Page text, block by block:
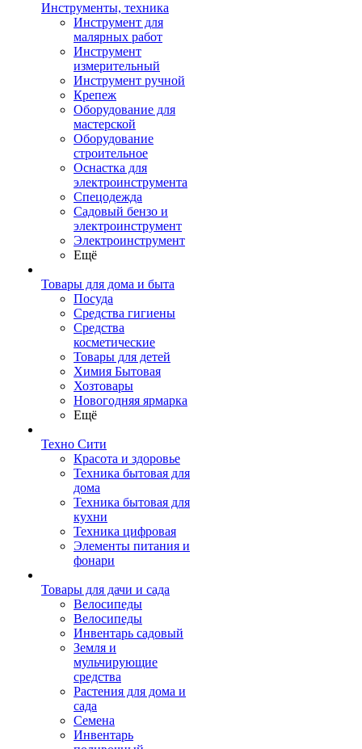
Инструменты, техника
Инструмент для
малярных работ
Инструмент
измерительный
Инструмент ручной
Крепеж
Оборудование для
мастерской
Оборудование
строительное
Оснастка для
электроинструмента
Спецодежда
Садовый бензо и
электроинструмент
Электроинструмент
Ещё
Товары для дома и быта
Посуда
Средства гигиены
Средства
косметические
Товары для детей
Химия Бытовая
Хозтовары
Новогодняя ярмарка
Ещё
Техно Сити
Красота и здоровье
Техника бытовая для
дома
Техника бытовая для
кухни
Техника цифровая
Элементы питания и
фонари
Товары для дачи и сада
Велосипеды
Велосипеды
Инвентарь садовый
Земля и
мульчирующие
средства
Растения для дома и
сада
Семена
Инвентарь